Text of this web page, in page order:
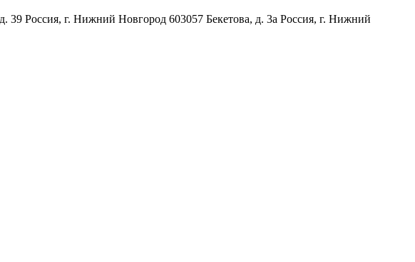
39 Россия, г. Нижний Новгород 603057 Бекетова, д. 3а Россия, г. Нижний